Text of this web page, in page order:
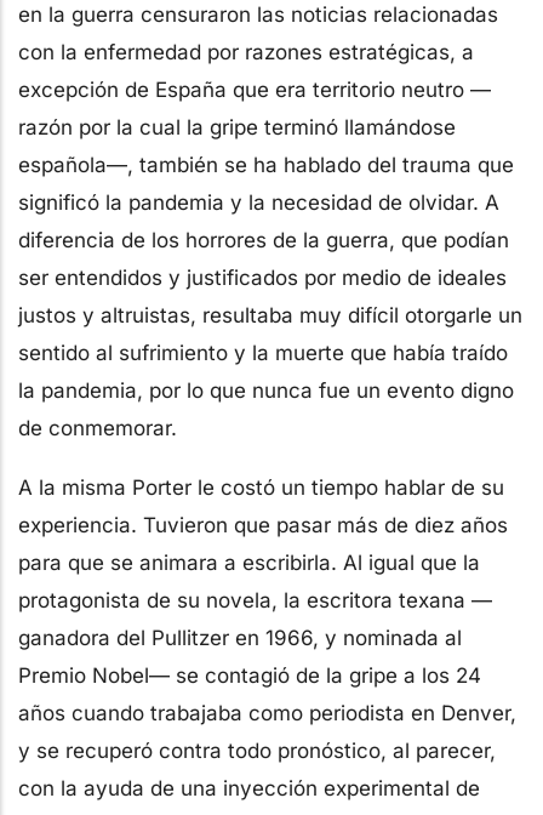
en la guerra censuraron las noticias relacionadas
con la enfermedad por razones estratégicas, a
excepción de España que era territorio neutro —
razón por la cual la gripe terminó llamándose
española—, también se ha hablado del trauma que
significó la pandemia y la necesidad de olvidar. A
diferencia de los horrores de la guerra, que podían
ser entendidos y justificados por medio de ideales
justos y altruistas, resultaba muy difícil otorgarle un
sentido al sufrimiento y la muerte que había traído
la pandemia, por lo que nunca fue un evento digno
de conmemorar.
A la misma Porter le costó un tiempo hablar de su
experiencia. Tuvieron que pasar más de diez años
para que se animara a escribirla. Al igual que la
protagonista de su novela, la escritora texana —
ganadora del Pullitzer en 1966, y nominada al
Premio Nobel— se contagió de la gripe a los 24
años cuando trabajaba como periodista en Denver,
y se recuperó contra todo pronóstico, al parecer,
con la ayuda de una inyección experimental de